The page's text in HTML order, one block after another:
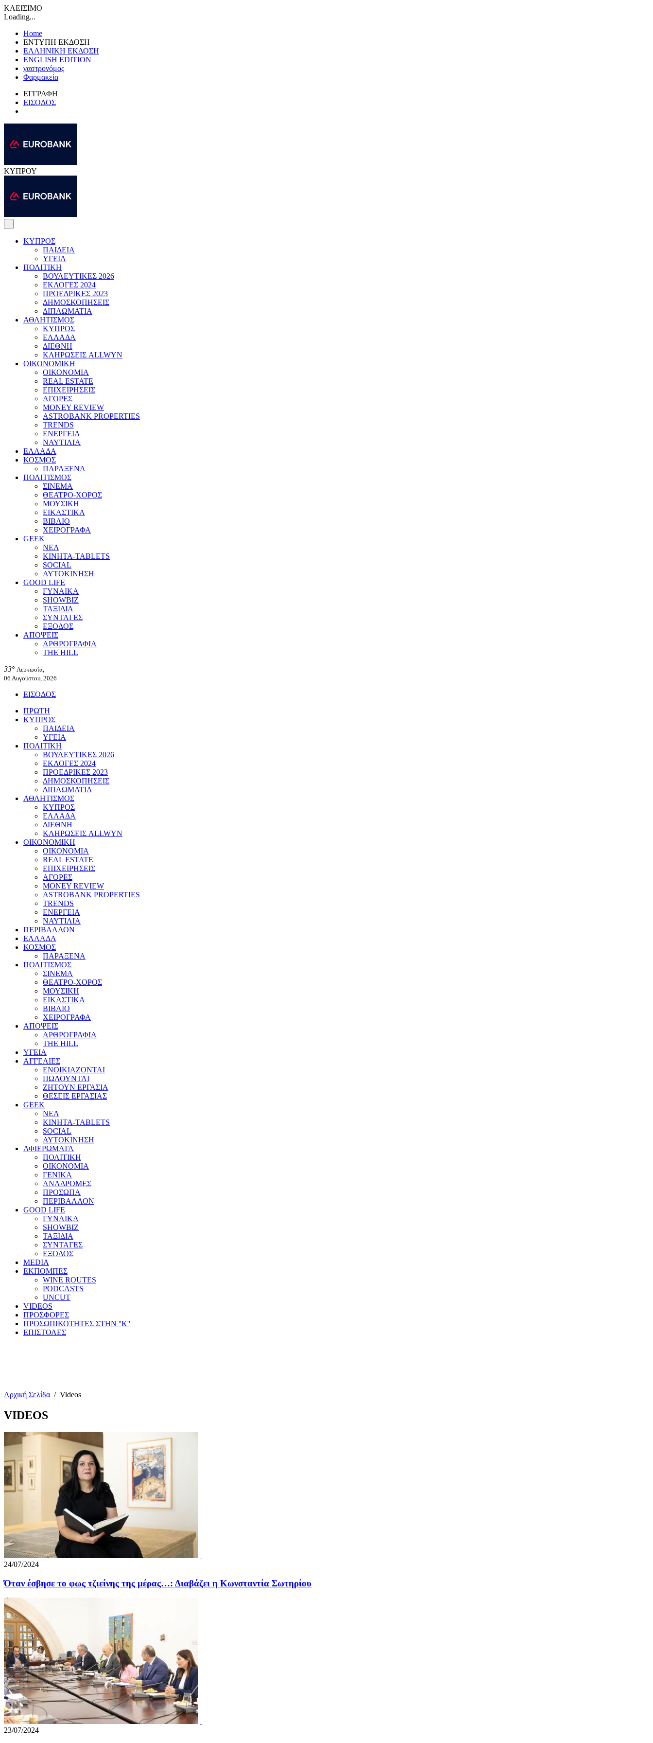
ΚΛΕΙΣΙΜΟ
Loading...
Home
ΕΝΤΥΠΗ ΕΚΔΟΣΗ
ΕΛΛΗΝΙΚΗ ΕΚΔΟΣΗ
ENGLISH EDITION
γαστρονόμος
Φαρμακεία
ΕΓΓΡΑΦΗ
ΕΙΣΟΔΟΣ
ΚΥΠΡΟΥ
ΚΥΠΡΟΣ
ΠΑΙΔΕΙΑ
ΥΓΕΙΑ
ΠΟΛΙΤΙΚΗ
ΒΟΥΛΕΥΤΙΚΕΣ 2026
ΕΚΛΟΓΕΣ 2024
ΠΡΟΕΔΡΙΚΕΣ 2023
ΔΗΜΟΣΚΟΠΗΣΕΙΣ
ΔΙΠΛΩΜΑΤΙΑ
ΑΘΛΗΤΙΣΜΟΣ
ΚΥΠΡΟΣ
ΕΛΛΑΔΑ
ΔΙΕΘΝΗ
ΚΛΗΡΩΣΕΙΣ ALLWYN
ΟΙΚΟΝΟΜΙΚΗ
ΟΙΚΟΝΟΜΙΑ
REAL ESTATE
ΕΠΙΧΕΙΡΗΣΕΙΣ
ΑΓΟΡΕΣ
MONEY REVIEW
ASTROBANK PROPERTIES
TRENDS
ΕΝΕΡΓΕΙΑ
ΝΑΥΤΙΛΙΑ
ΕΛΛΑΔΑ
ΚΟΣΜΟΣ
ΠΑΡΑΞΕΝΑ
ΠΟΛΙΤΙΣΜΟΣ
ΣΙΝΕΜΑ
ΘΕΑΤΡΟ-ΧΟΡΟΣ
ΜΟΥΣΙΚΗ
ΕΙΚΑΣΤΙΚΑ
ΒΙΒΛΙΟ
ΧΕΙΡΟΓΡΑΦΑ
GEEK
ΝΕΑ
ΚΙΝΗΤΑ-TABLETS
SOCIAL
ΑΥΤΟΚΙΝΗΣΗ
GOOD LIFE
ΓΥΝΑΙΚΑ
SHOWBIZ
ΤΑΞΙΔΙΑ
ΣΥΝΤΑΓΕΣ
ΕΞΟΔΟΣ
ΑΠΟΨΕΙΣ
ΑΡΘΡΟΓΡΑΦΙΑ
THE HILL
33° Λευκωσία,
06 Αυγούστου, 2026
ΕΙΣΟΔΟΣ
ΠΡΩΤΗ
ΚΥΠΡΟΣ
ΠΑΙΔΕΙΑ
ΥΓΕΙΑ
ΠΟΛΙΤΙΚΗ
ΒΟΥΛΕΥΤΙΚΕΣ 2026
ΕΚΛΟΓΕΣ 2024
ΠΡΟΕΔΡΙΚΕΣ 2023
ΔΗΜΟΣΚΟΠΗΣΕΙΣ
ΔΙΠΛΩΜΑΤΙΑ
ΑΘΛΗΤΙΣΜΟΣ
ΚΥΠΡΟΣ
ΕΛΛΑΔΑ
ΔΙΕΘΝΗ
ΚΛΗΡΩΣΕΙΣ ALLWYN
ΟΙΚΟΝΟΜΙΚΗ
ΟΙΚΟΝΟΜΙΑ
REAL ESTATE
ΕΠΙΧΕΙΡΗΣΕΙΣ
ΑΓΟΡΕΣ
MONEY REVIEW
ASTROBANK PROPERTIES
TRENDS
ΕΝΕΡΓΕΙΑ
ΝΑΥΤΙΛΙΑ
ΠΕΡΙΒΑΛΛΟΝ
ΕΛΛΑΔΑ
ΚΟΣΜΟΣ
ΠΑΡΑΞΕΝΑ
ΠΟΛΙΤΙΣΜΟΣ
ΣΙΝΕΜΑ
ΘΕΑΤΡΟ-ΧΟΡΟΣ
ΜΟΥΣΙΚΗ
ΕΙΚΑΣΤΙΚΑ
ΒΙΒΛΙΟ
ΧΕΙΡΟΓΡΑΦΑ
ΑΠΟΨΕΙΣ
ΑΡΘΡΟΓΡΑΦΙΑ
THE HILL
ΥΓΕΙΑ
ΑΓΓΕΛΙΕΣ
ΕΝΟΙΚΙΑΖΟΝΤΑΙ
ΠΩΛΟΥΝΤΑΙ
ΖΗΤΟΥΝ ΕΡΓΑΣΙΑ
ΘΕΣΕΙΣ ΕΡΓΑΣΙΑΣ
GEEK
ΝΕΑ
ΚΙΝΗΤΑ-TABLETS
SOCIAL
ΑΥΤΟΚΙΝΗΣΗ
ΑΦΙΕΡΩΜΑΤΑ
ΠΟΛΙΤΙΚΗ
ΟΙΚΟΝΟΜΙΑ
ΓΕΝΙΚΑ
ΑΝΑΔΡΟΜΕΣ
ΠΡΟΣΩΠΑ
ΠΕΡΙΒΑΛΛΟΝ
GOOD LIFE
ΓΥΝΑΙΚΑ
SHOWBIZ
ΤΑΞΙΔΙΑ
ΣΥΝΤΑΓΕΣ
ΕΞΟΔΟΣ
MEDIA
ΕΚΠΟΜΠΕΣ
WINE ROUTES
PODCASTS
UNCUT
VIDEOS
ΠΡΟΣΦΟΡΕΣ
ΠΡΟΣΩΠΙΚΟΤΗΤΕΣ ΣΤΗΝ ''Κ''
ΕΠΙΣΤΟΛΕΣ
Αρχική Σελίδα / Videos
VIDEOS
24/07/2024
Όταν έσβησε το φως τζιείνης της μέρας…: Διαβάζει η Κωνσταντία Σωτηρίου
23/07/2024